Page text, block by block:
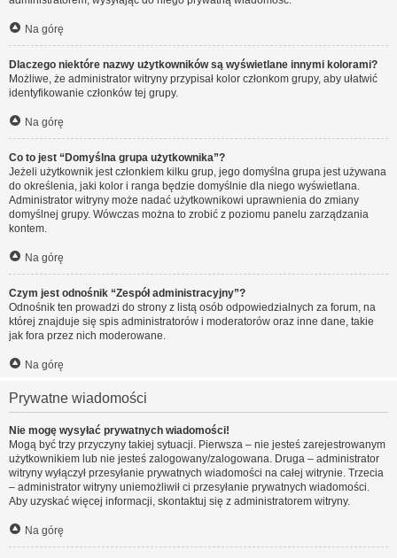
Na górę
Dlaczego niektóre nazwy użytkowników są wyświetlane innymi kolorami?
Możliwe, że administrator witryny przypisał kolor członkom grupy, aby ułatwić
identyfikowanie członków tej grupy.
Na górę
Co to jest “Domyślna grupa użytkownika”?
Jeżeli użytkownik jest członkiem kilku grup, jego domyślna grupa jest używana
do określenia, jaki kolor i ranga będzie domyślnie dla niego wyświetlana.
Administrator witryny może nadać użytkownikowi uprawnienia do zmiany
domyślnej grupy. Wówczas można to zrobić z poziomu panelu zarządzania
kontem.
Na górę
Czym jest odnośnik “Zespół administracyjny”?
Odnośnik ten prowadzi do strony z listą osób odpowiedzialnych za forum, na
której znajduje się spis administratorów i moderatorów oraz inne dane, takie
jak fora przez nich moderowane.
Na górę
Prywatne wiadomości
Nie mogę wysyłać prywatnych wiadomości!
Mogą być trzy przyczyny takiej sytuacji. Pierwsza – nie jesteś zarejestrowanym
użytkownikiem lub nie jesteś zalogowany/zalogowana. Druga – administrator
witryny wyłączył przesyłanie prywatnych wiadomości na całej witrynie. Trzecia
– administrator witryny uniemożliwił ci przesyłanie prywatnych wiadomości.
Aby uzyskać więcej informacji, skontaktuj się z administratorem witryny.
Na górę